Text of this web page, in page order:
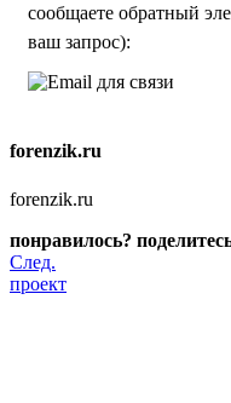
сообщаете обратный
ваш запрос):
forenzik.ru
forenzik.ru
понравилось?
След.
проект